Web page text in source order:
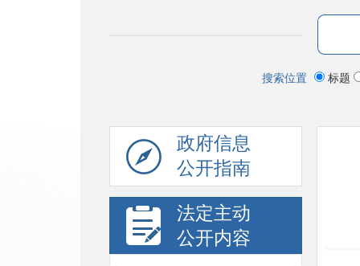
搜索位置 标题
政府信息
公开指南
法定主动
公开内容